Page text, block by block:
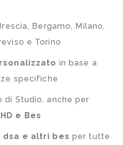
Bergamo, Milano,
e Torino
in base a
specifiche
di Studio, anche per
e Bes
dsa e altri bes per tutte